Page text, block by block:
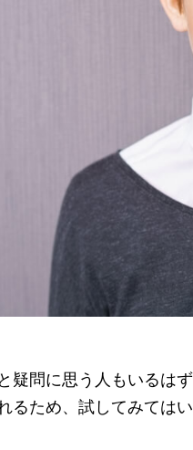
疑問に思う人もいるは
ため、試してみてはい